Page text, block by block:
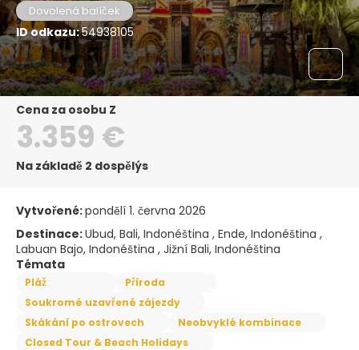
Dovolená balíček
ID odkazu:54938105
Cena za osobu Z
3.359 €
Na základě 2 dospělýs
Vytvořené:pondělí 1. června 2026
Destinace:Ubud, Bali, Indonéština , Ende, Indonéština ,
Labuan Bajo, Indonéština , Jižní Bali, Indonéština
Témata
Pláž
Příroda
Soukromé uzavřené zájezdy
Skákání po ostrovech
Neobvyklé kombinace
Closed Tour & Beach Holidays